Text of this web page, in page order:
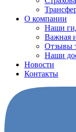
О компании
Наши
Важная
Отзывы
Наши
Новости
Контакты